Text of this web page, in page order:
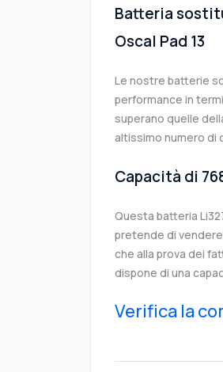
Batteria
Oscal Pad 13
Le nostre batterie
performance in
superano quelle
altissimo numero di
Capacità di
Questa batteria
pretende di
che alla prova dei
dispone di una
Verifica la